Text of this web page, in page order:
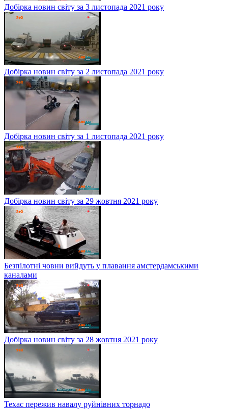
Добірка новин світу за 3 листопада 2021 року
Добірка новин світу за 2 листопада 2021 року
Добірка новин світу за 1 листопада 2021 року
Добірка новин світу за 29 жовтня 2021 року
Безпілотні човни вийдуть у плавання амстердамськими
каналами
Добірка новин світу за 28 жовтня 2021 року
Техас пережив навалу руйнівних торнадо